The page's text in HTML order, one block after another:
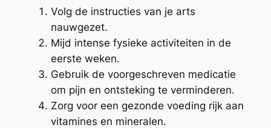
Volg de instructies van je arts
nauwgezet.
Mijd intense fysieke activiteiten in de
eerste weken.
Gebruik de voorgeschreven medicatie
om pijn en ontsteking te verminderen.
Zorg voor een gezonde voeding rijk aan
vitamines en mineralen.